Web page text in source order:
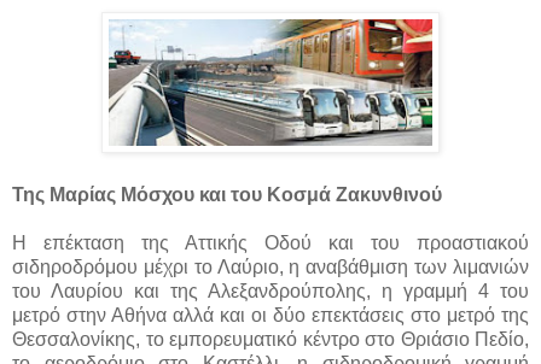
Της Μαρίας Μόσχου και του Κοσμά Ζακυνθινού
H επέκταση της Αττικής Οδού και του προαστιακού
σιδηροδρόμου μέχρι το Λαύριο, η αναβάθμιση των λιμανιών
του Λαυρίου και της Αλεξανδρούπολης, η γραμμή 4 του
μετρό στην Αθήνα αλλά και οι δύο επεκτάσεις στο μετρό της
Θεσσαλονίκης, το εμπορευματικό κέντρο στο Θριάσιο Πεδίο,